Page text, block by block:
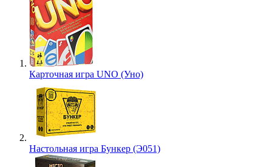
Карточная игра UNO (Уно)
Настольная игра Бункер (Э051)